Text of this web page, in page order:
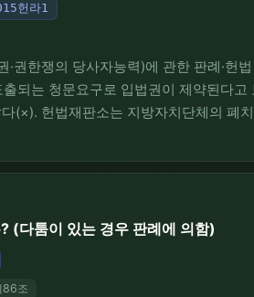
헌라1
·권한쟁의 당사자능력)에 관한 판례·
되는 청문요구로 입법권이 제약된다고
헌법재판소는 지방자치단체의 폐치
바람직하더라도 적법절차원칙으로부터
상 적절하지 아니하다고 판시하였다…
(다툼이 있는 경우 판례에 의함)
86조